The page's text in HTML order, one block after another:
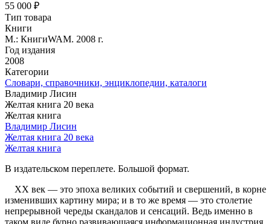
55 000 ₽
Тип товара
Книги
М.: КнигиWAM. 2008 г.
Год издания
2008
Категории
Словари, справочники, энциклопедии, каталоги
Владимир Лисин
Желтая книга 20 века
Желтая книга
Владимир Лисин
Желтая книга 20 века
Желтая книга
В издательском переплете. Большой формат.
XX век — это эпоха великих событий и свершений, в корне
изменивших картину мира; и в то же время — это столетие
непрерывной череды скандалов и сенсаций. Ведь именно в